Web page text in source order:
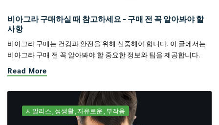
비아그라 구매하실 때 참고하세요 - 구매 전 꼭 알아봐야 할
사항
비아그라 구매는 건강과 안전을 위해 신중해야 합니다. 이 글에서는
비아그라 구매 전 꼭 알아봐야 할 중요한 정보와 팁을 제공합니다.
Read More
시알리스 성생활 자유로운 부작용